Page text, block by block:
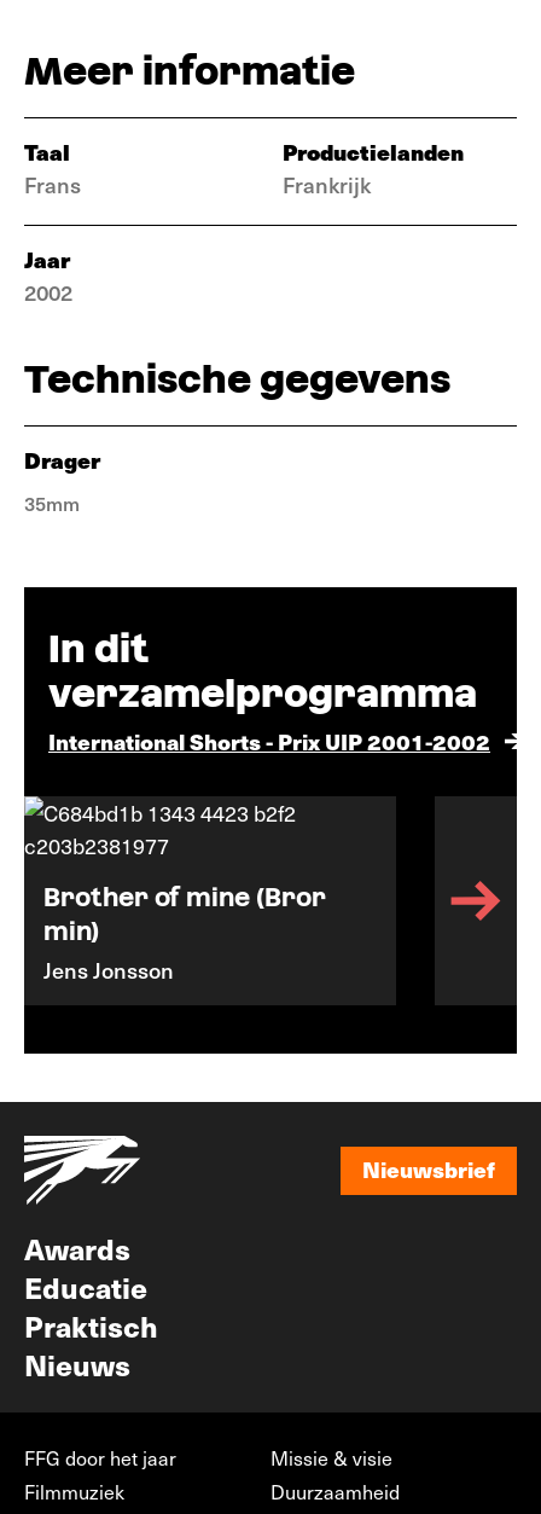
Meer informatie
Taal
Frans
Productielanden
Frankrijk
Jaar
2002
Technische gegevens
Drager
35mm
In dit
verzamelprogramma
International Shorts - Prix UIP 2001-2002
Brother of mine (Bror
min)
Jens Jonsson
Nieuwsbrief
Awards
Educatie
Praktisch
Nieuws
FFG door het jaar
Filmmuziek
Missie & visie
Duurzaamheid